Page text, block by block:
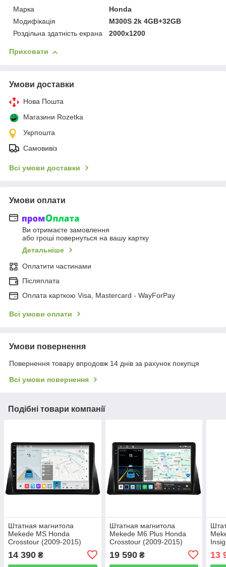
Марка
Honda
Модифікація
M300S 2k 4GB+32GB
Роздільна здатність екрана
2000x1200
Приховати
Умови доставки
Нова Пошта
Магазини Rozetka
Укрпошта
Самовивіз
Всі умови доставки
Умови оплати
Ви отримаєте замовлення
або гроші повернуться на вашу картку
Детальніше
Оплатити частинами
Післяплата
Оплата карткою Visa, Mastercard - WayForPay
Всі умови оплати
Умови повернення
Повернення товару впродовж 14 днів за рахунок покупця
Всі умови повернення
Подібні товари компанії
Штатная магнитола
Mekede MS Honda
Crosstour (2009-2015)
14 390 ₴
Штатная магнитола
Mekede M6 Plus Honda
Crosstour (2009-2015)
19 590₴ 13